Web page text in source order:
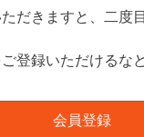
だきますと、二度
登録いただけるな
会員登録